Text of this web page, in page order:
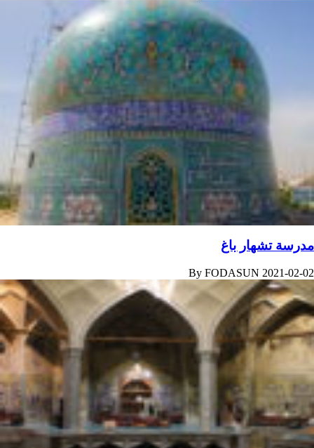
مدرسة تشهار باغ
By FODASUN 2021-02-02